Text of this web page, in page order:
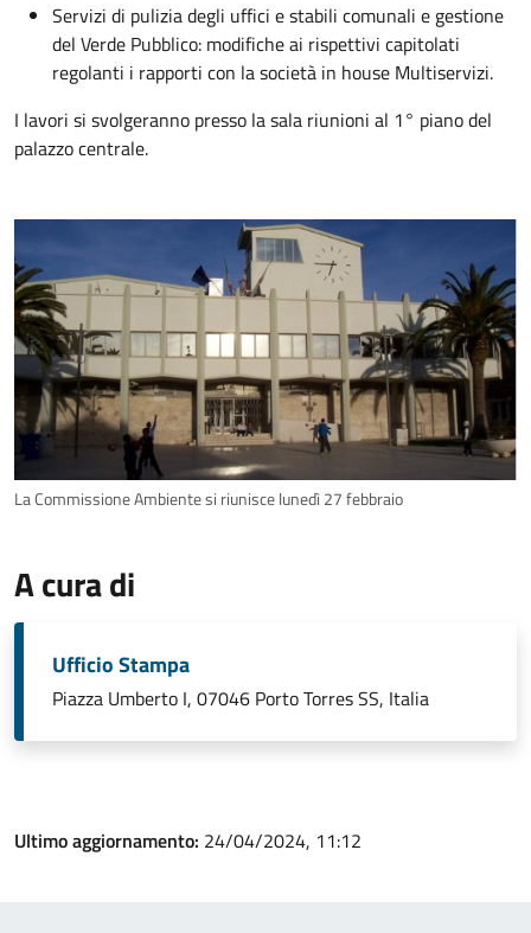
Servizi di pulizia degli uffici e stabili comunali e gestione
del Verde Pubblico: modifiche ai rispettivi capitolati
regolanti i rapporti con la società in house Multiservizi.
I lavori si svolgeranno presso la sala riunioni al 1° piano del
palazzo centrale.
La Commissione Ambiente si riunisce lunedì 27 febbraio
A cura di
Ufficio Stampa
Piazza Umberto I, 07046 Porto Torres SS, Italia
Ultimo aggiornamento: 24/04/2024, 11:12